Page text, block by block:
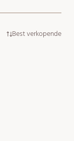
Best verkopende